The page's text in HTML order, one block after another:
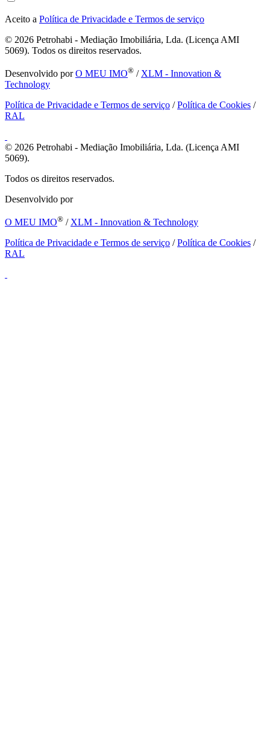
Aceito a Política de Privacidade e Termos de serviço
© 2026 Petrohabi - Mediação Imobiliária, Lda. (Licença AMI
5069). Todos os direitos reservados.
Desenvolvido porO MEU IMO® / XLM - Innovation &
Technology
Política de Privacidade e Termos de serviço /Política de Cookies /
RAL
© 2026 Petrohabi - Mediação Imobiliária, Lda. (Licença AMI
5069).
Todos os direitos reservados.
Desenvolvido por
O MEU IMO® /XLM - Innovation & Technology
Política de Privacidade e Termos de serviço /Política de Cookies /
RAL